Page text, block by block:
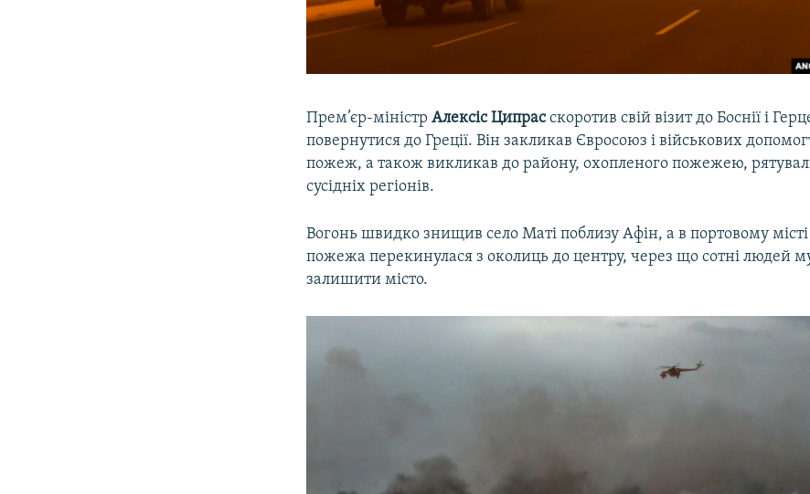
Прем’єр-міністр Алексіс Ципрасскоротив свій візит до Боснії і
повернутися до Греції. Він закликав Євросоюз і військових
пожеж, а також викликав до району, охопленого пожежею,
сусідніх регіонів.
Вогонь швидко знищив село Маті поблизу Афін, а в портовому місті
пожежа перекинулася з околиць до центру, через що сотні людей
залишити місто.